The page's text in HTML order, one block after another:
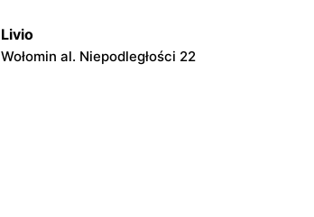
Livio
Wołomin al. Niepodległości 22